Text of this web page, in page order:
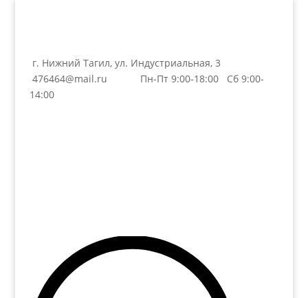
г. Нижний Тагил, ул. Индустриальная, 3
476464@mail.ru
Пн-Пт 9:00-18:00 Сб 9:00-
14:00